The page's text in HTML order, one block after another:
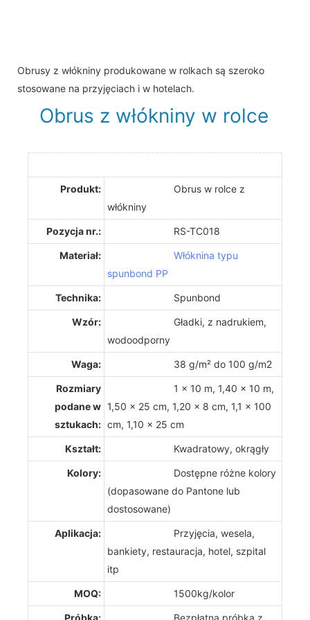
Obrusy z włókniny produkowane w rolkach są szeroko
stosowane na przyjęciach i w hotelach.
Obrus ​​z włókniny w rolce
Produkt:
Obrus ​​w rolce z
włókniny
Pozycja nr.: RS-TC018
Materiał:
Włóknina typu
spunbond PP
Technika: Spunbond
Wzór:
Gładki, z nadrukiem,
wodoodporny
Waga: 38 g/m² do 100 g/m2
Rozmiary
podane w
sztukach:
1 x 10 m, 1,40 x 10 m,
1,50 x 25 cm, 1,20 x 8 cm, 1,1 x 100
cm, 1,10 x 25 cm
Kształt: Kwadratowy, okrągły
Kolory:
Dostępne różne kolory
(dopasowane do Pantone lub
dostosowane)
Aplikacja:
Przyjęcia, wesela,
bankiety, restauracja, hotel, szpital
itp
MOQ: 1500kg/kolor
Próbka:
Bezpłatna próbka z